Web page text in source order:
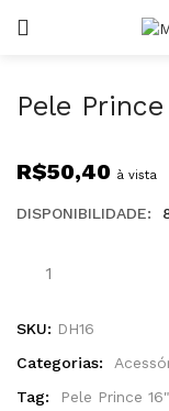
Pele
R$50,40 à vista
DISPONIBILIDADE:
SKU: DH16
Categorias:
Tag:
Pele Prince